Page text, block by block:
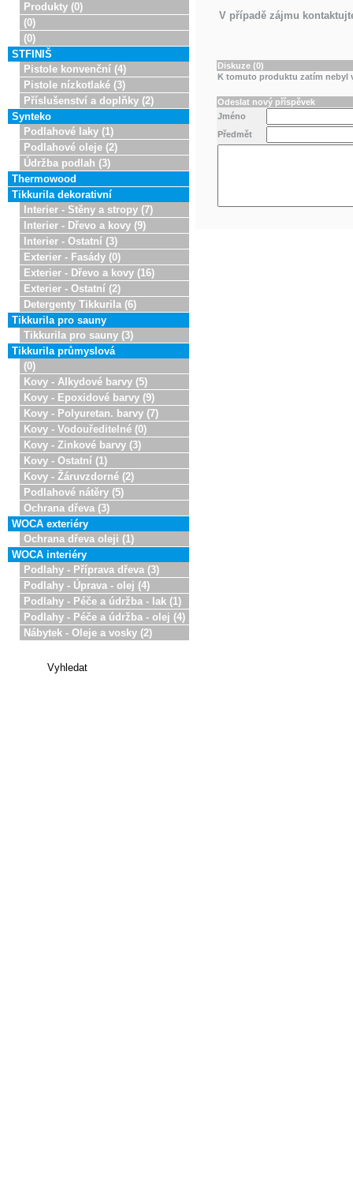
Produkty (0)
(0)
(0)
STFINIŠ
Pistole konvenční (4)
Pistole nízkotlaké (3)
Příslušenství a doplňky (2)
Synteko
Podlahové laky (1)
Podlahové oleje (2)
Údržba podlah (3)
Thermowood
Tikkurila dekorativní
Interier - Stěny a stropy (7)
Interier - Dřevo a kovy (9)
Interier - Ostatní (3)
Exterier - Fasády (0)
Exterier - Dřevo a kovy (16)
Exterier - Ostatní (2)
Detergenty Tikkurila (6)
Tikkurila pro sauny
Tikkurila pro sauny (3)
Tikkurila průmyslová
(0)
Kovy - Alkydové barvy (5)
Kovy - Epoxidové barvy (9)
Kovy - Polyuretan. barvy (7)
Kovy - Vodouředitelné (0)
Kovy - Zinkové barvy (3)
Kovy - Ostatní (1)
Kovy - Žáruvzdorné (2)
Podlahové nátěry (5)
Ochrana dřeva (3)
WOCA exteriéry
Ochrana dřeva oleji (1)
WOCA interiéry
Podlahy - Příprava dřeva (3)
Podlahy - Úprava - olej (4)
Podlahy - Péče a údržba - lak (1)
Podlahy - Péče a údržba - olej (4)
Nábytek - Oleje a vosky (2)
V případě zájmu
Diskuze (0)
K tomuto produktu zatím nebyl
Odeslat nový příspěvek
Jméno
Předmět